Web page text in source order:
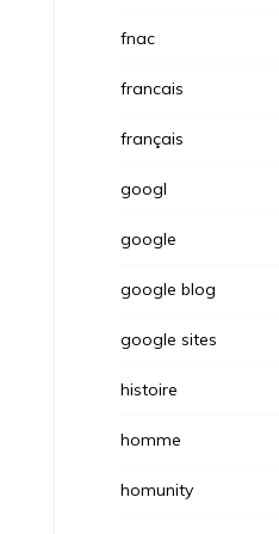
fnac
francais
français
googl
google
google blog
google sites
histoire
homme
homunity